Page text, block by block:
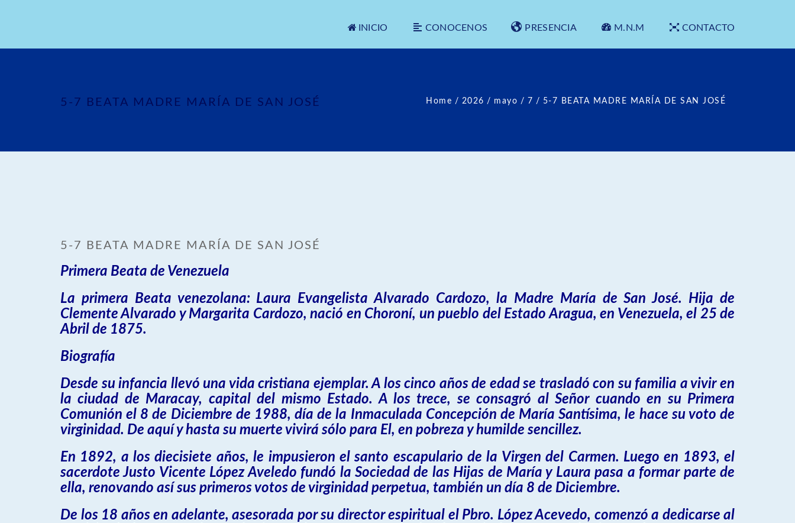
INICIO CONOCENOS PRESENCIA M.N.M CONTACTO
5-7 BEATA MADRE MARÍA DE SAN JOSÉ Home / 2026 / mayo / 7 / 5-7 BEATA MADRE MARÍA DE SAN JOSÉ
5-7 BEATA MADRE MARÍA DE SAN JOSÉ
Primera Beata de Venezuela
La primera Beata venezolana: Laura Evangelista Alvarado Cardozo, la Madre María de San José. Hija de
Clemente Alvarado y Margarita Cardozo, nació en Choroní, un pueblo del Estado Aragua, en Venezuela, el 25 de
Abril de 1875.
Biografía
Desde su infancia llevó una vida cristiana ejemplar. A los cinco años de edad se trasladó con su familia a vivir en
la ciudad de Maracay, capital del mismo Estado. A los trece, se consagró al Señor cuando en su Primera
Comunión el 8 de Diciembre de 1988, día de la Inmaculada Concepción de María Santísima, le hace su voto de
virginidad. De aquí y hasta su muerte vivirá sólo para El, en pobreza y humilde sencillez.
En 1892, a los diecisiete años, le impusieron el santo escapulario de la Virgen del Carmen. Luego en 1893, el
sacerdote Justo Vicente López Aveledo fundó la Sociedad de las Hijas de María y Laura pasa a formar parte de
ella, renovando así sus primeros votos de virginidad perpetua, también un día 8 de Diciembre.
De los 18 años en adelante, asesorada por su director espiritual el Pbro. López Acevedo, comenzó a dedicarse al